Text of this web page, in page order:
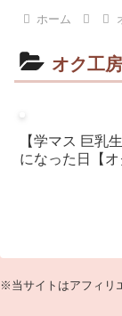
ホーム
オク工房
【学マス 巨乳生徒
になった日【オ
※当サイトはアフィリ